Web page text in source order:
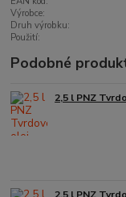
Výrobce:
Druh výrobku:
Použití:
Podobné
2,5 l PNZ